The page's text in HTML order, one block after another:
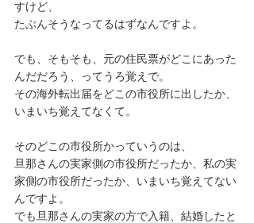
すけど、
たぶんそうなってるはずなんですよ。
でも、そもそも、元の住民票がどこにあった
んだだろう、ってうろ覚えで。
その海外転出届をどこの市役所に出したか、
いまいち覚えてなくて。
そのどこの市役所かっていうのは、
旦那さんの実家側の市役所だったか、私の実
家側の市役所だったか、いまいち覚えてない
んですよ。
でも旦那さんの実家の方で入籍、結婚したと